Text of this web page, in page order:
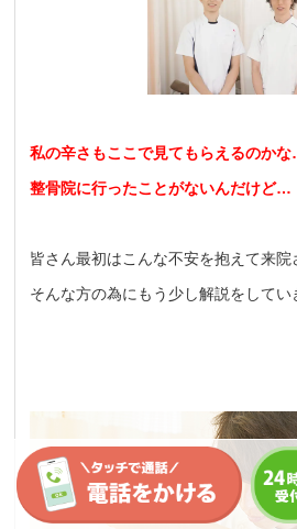
私の辛さもここで見てもらえるのか
整骨院に行ったことがないんだけど…
皆さん最初はこんな不安を抱えて来院
そんな方の為にもう少し解説をしてい